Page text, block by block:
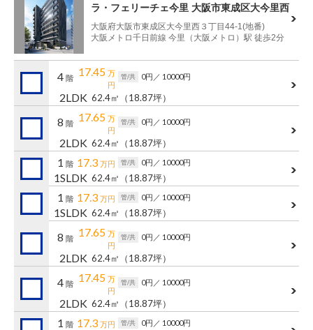
ラ・フェリーチェ今里 大阪市東成区大今里西
大阪府大阪市東成区大今里西３丁目44-1(地番)
大阪メトロ千日前線 今里（大阪メトロ）駅 徒歩2分
4 階 17.45 万
円
管/共 0円 ／ 10000円
2LDK 62.4㎡ （18.87坪）
8 階 17.65 万
円
管/共 0円 ／ 10000円
2LDK 62.4㎡ （18.87坪）
1 階 17.3 万円 管/共 0円 ／ 10000円
1SLDK 62.4㎡ （18.87坪）
1 階 17.3 万円 管/共 0円 ／ 10000円
1SLDK 62.4㎡ （18.87坪）
8 階 17.65 万
円
管/共 0円 ／ 10000円
2LDK 62.4㎡ （18.87坪）
4 階 17.45 万
円
管/共 0円 ／ 10000円
2LDK 62.4㎡ （18.87坪）
1 階 17.3 万円 管/共 0円 ／ 10000円